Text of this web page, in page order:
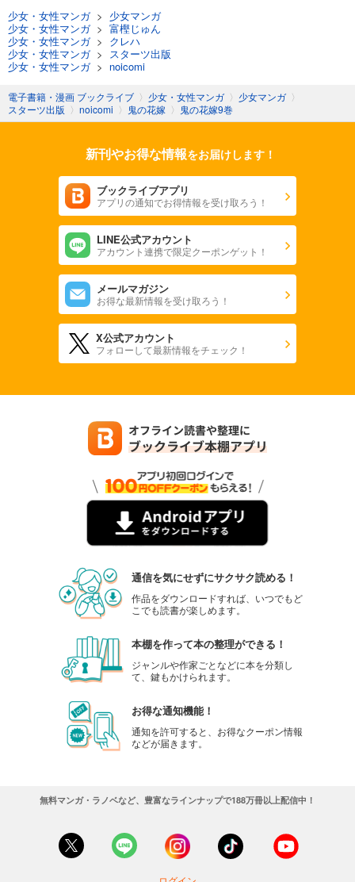
少女・女性マンガ> 少女マンガ
少女・女性マンガ> 富樫じゅん
少女・女性マンガ> クレハ
少女・女性マンガ> スターツ出版
少女・女性マンガ> noicomi
電子書籍・漫画 ブックライブ 〉 少女・女性マンガ 〉 少女マンガ 〉
スターツ出版 〉 noicomi 〉 鬼の花嫁 〉 鬼の花嫁9巻
新刊やお得な情報をお届けします！
ブックライブアプリ
アプリの通知でお得情報を受け取ろう！
LINE公式アカウント
アカウント連携で限定クーポンゲット！
メールマガジン
お得な最新情報を受け取ろう！
X公式アカウント
フォローして最新情報をチェック！
通信を気にせずにサクサク読める！
作品をダウンロードすれば、いつでもど
こでも読書が楽しめます。
本棚を作って本の整理ができる！
ジャンルや作家ごとなどに本を分類し
て、鍵もかけられます。
お得な通知機能！
通知を許可すると、お得なクーポン情報
などが届きます。
無料マンガ・ラノベなど、豊富なラインナップで188万冊以上配信中！